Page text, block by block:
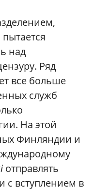
над
Ряд
все больше
служб
На этой
Финляндии и
отправлять
с вступлением в